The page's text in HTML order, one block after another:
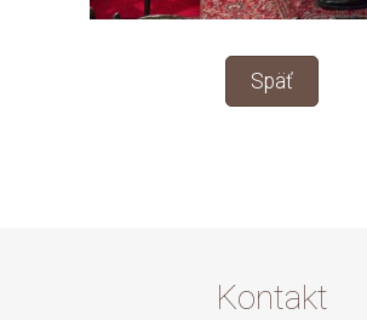
Späť
Kontakt